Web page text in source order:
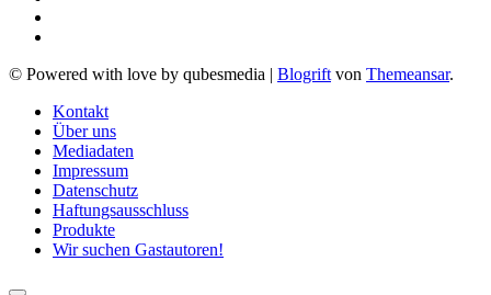
© Powered with love by qubesmedia | Blogrift von Themeansar.
Kontakt
Über uns
Mediadaten
Impressum
Datenschutz
Haftungsausschluss
Produkte
Wir suchen Gastautoren!